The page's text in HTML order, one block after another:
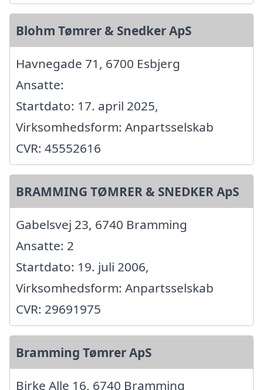
Blohm Tømrer & Snedker ApS
Havnegade 71, 6700 Esbjerg
Ansatte:
Startdato: 17. april 2025,
Virksomhedsform: Anpartsselskab
CVR: 45552616
BRAMMING TØMRER & SNEDKER ApS
Gabelsvej 23, 6740 Bramming
Ansatte: 2
Startdato: 19. juli 2006,
Virksomhedsform: Anpartsselskab
CVR: 29691975
Bramming Tømrer ApS
Birke Alle 16, 6740 Bramming